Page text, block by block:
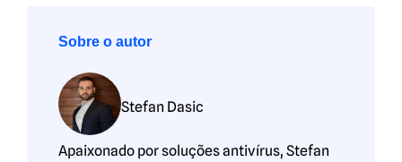
Sobre o autor
Stefan Dasic
Apaixonado por soluções antivírus, Stefan